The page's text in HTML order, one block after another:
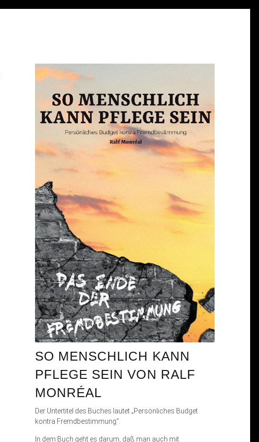
SO MENSCHLICH KANN
PFLEGE SEIN VON RALF
MONRÉAL
Der Untertitel des Buches lautet „Persönliches Budget
kontra Fremdbestimmung“.
In dem Buch geht es darum, daß man auch mit